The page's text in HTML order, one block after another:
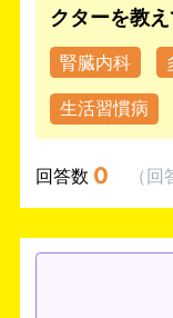
クターを教え
腎臓内科
生活習慣病
回答数 0 （回